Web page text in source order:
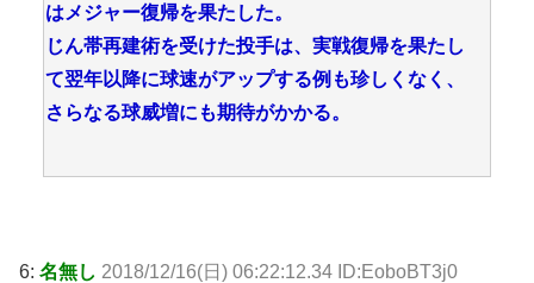
はメジャー復帰を果たした。
じん帯再建術を受けた投手は、実戦復帰を果たし
て翌年以降に球速がアップする例も珍しくなく、
さらなる球威増にも期待がかかる。
6: 名無し 2018/12/16(日) 06:22:12.34 ID:EoboBT3j0